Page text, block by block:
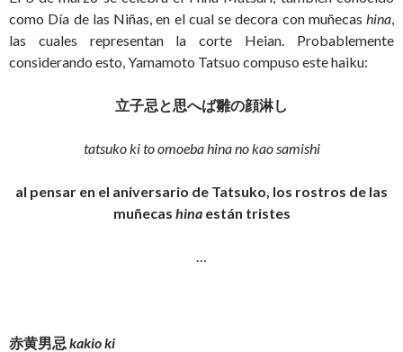
como Día de las Niñas, en el cual se decora con muñecas hina,
las cuales representan la corte Heian. Probablemente
considerando esto, Yamamoto Tatsuo compuso este haiku:
立子忌と思へば雛の顔淋し
tatsuko ki to omoeba hina no kao samishi
al pensar en el aniversario de Tatsuko, los rostros de las
muñecas hinaestán tristes
…
赤黄男忌 kakio ki